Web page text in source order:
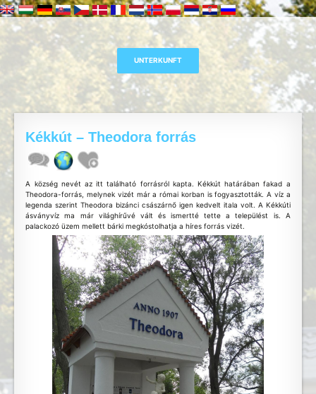
Kékkút – Theodora forrás
A község nevét az itt található forrásról kapta. Kékkút határában fakad a
Theodora-forrás, melynek vizét már a római korban is fogyasztották. A víz a
legenda szerint Theodora bizánci császárnő igen kedvelt itala volt. A Kékkúti
ásványvíz ma már világhírűvé vált és ismertté tette a települést is. A
palackozó üzem mellett bárki megkóstolhatja a híres forrás vizét.